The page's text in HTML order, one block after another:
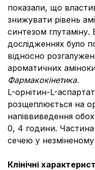
показали, що
знижувати рівень
синтезом глутаміну.
дослідженнях було
відносно
ароматичних
Фармакокінетика.
L-орнітин-L-
розщеплюється на
напіввиведення
0, 4 години. Частина
сечею у незміненому
Клінічні